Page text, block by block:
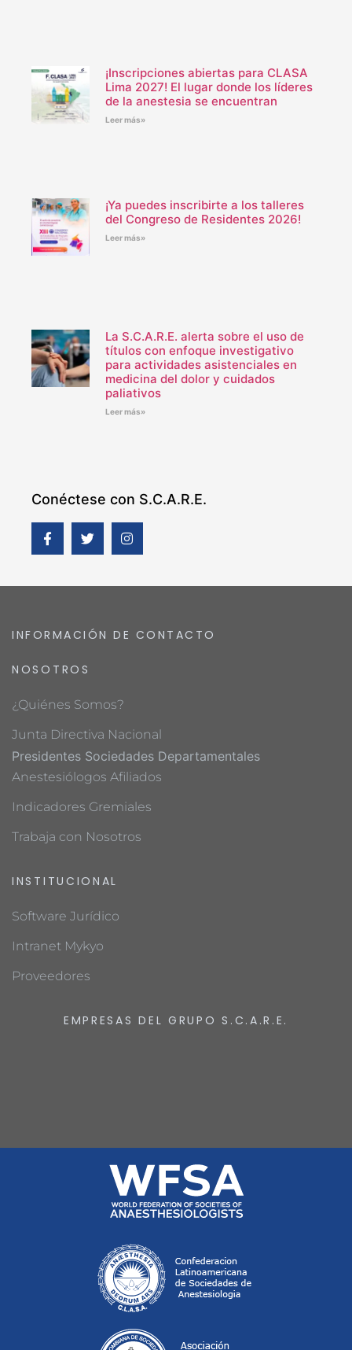
¡Inscripciones abiertas para CLASA
Lima 2027! El lugar donde los líderes
de la anestesia se encuentran
Leer más»
¡Ya puedes inscribirte a los talleres
del Congreso de Residentes 2026!
Leer más»
La S.C.A.R.E. alerta sobre el uso de
títulos con enfoque investigativo
para actividades asistenciales en
medicina del dolor y cuidados
paliativos
Leer más»
Conéctese con S.C.A.R.E.
INFORMACIÓN DE CONTACTO
NOSOTROS
¿Quiénes Somos?
Junta Directiva Nacional
Presidentes Sociedades Departamentales
Anestesiólogos Afiliados
Indicadores Gremiales
Trabaja con Nosotros
INSTITUCIONAL
Software Jurídico
Intranet Mykyo
Proveedores
EMPRESAS DEL GRUPO S.C.A.R.E.